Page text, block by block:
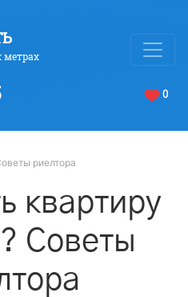
метрах
0
риелтора
квартиру
Советы